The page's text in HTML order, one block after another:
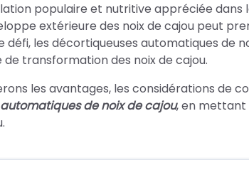
populaire et nutritive appréciée
extérieure des noix de cajou peut
défi, les décortiqueuses automatiques de
de transformation des noix de cajou.
les avantages, les considérations de
de noix de cajou, en mettant